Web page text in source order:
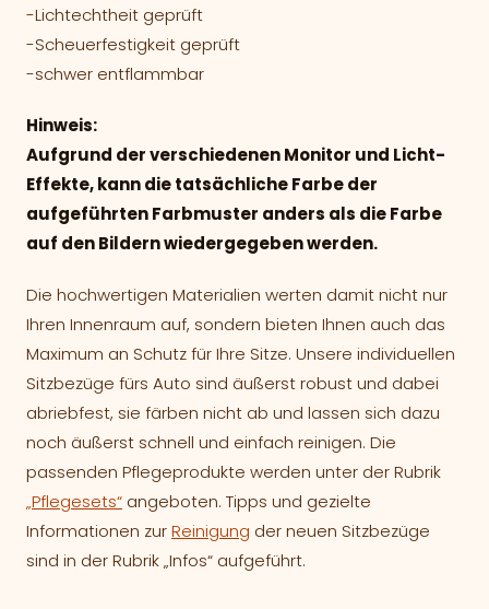
-Lichtechtheit geprüft
-Scheuerfestigkeit geprüft
-schwer entflammbar
Hinweis:
Aufgrund der verschiedenen Monitor und Licht-
Effekte, kann die tatsächliche Farbe der
aufgeführten Farbmuster anders als die Farbe
auf den Bildern wiedergegeben werden.
Die hochwertigen Materialien werten damit nicht nur
Ihren Innenraum auf, sondern bieten Ihnen auch das
Maximum an Schutz für Ihre Sitze. Unsere individuellen
Sitzbezüge fürs Auto sind äußerst robust und dabei
abriebfest, sie färben nicht ab und lassen sich dazu
noch äußerst schnell und einfach reinigen. Die
passenden Pflegeprodukte werden unter der Rubrik
„Pflegesets“ angeboten. Tipps und gezielte
Informationen zurReinigung der neuen Sitzbezüge
sind in der Rubrik „Infos“ aufgeführt.